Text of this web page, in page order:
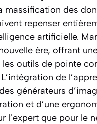
massification des
repenser
artificielle.
ère, offrant
les outils de pointe
de
générateurs
et d’une
l’expert que pour le